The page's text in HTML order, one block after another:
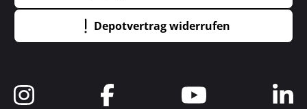
Depotvertrag widerrufen